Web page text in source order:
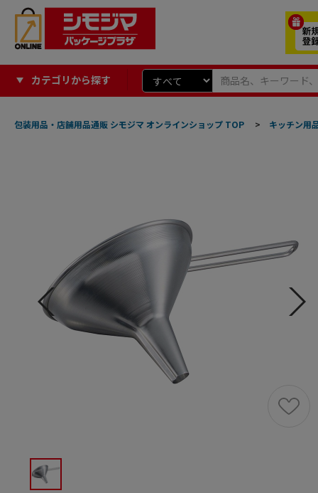
カテゴリから探す
包装用品・店舗用品通販 シモジマ オンラインショップ TOP > キッチン用